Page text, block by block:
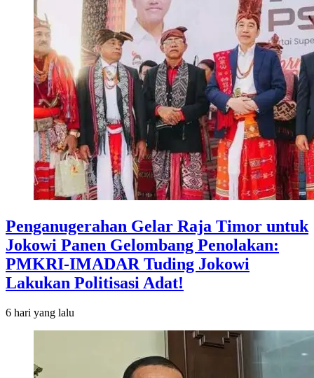
Penganugerahan Gelar Raja Timor untuk
Jokowi Panen Gelombang Penolakan:
PMKRI-IMADAR Tuding Jokowi
Lakukan Politisasi Adat!
6 hari yang lalu